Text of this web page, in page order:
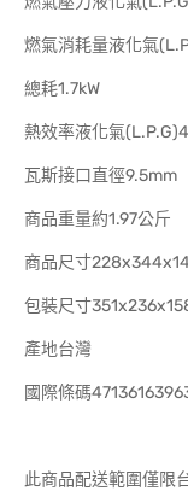
燃氣消耗量液化氣
總耗1.7kW
熱效率液化氣
瓦斯接口直徑9.5mm
商品重量約1.97公斤
商品尺寸
包裝尺寸
產地台灣
國際條碼
此商品配送範圍僅限